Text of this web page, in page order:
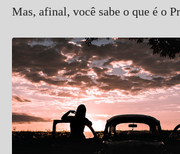
Mas, afinal, você sabe o que é o